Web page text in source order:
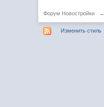
Форум Новостройки →
Изменить стиль